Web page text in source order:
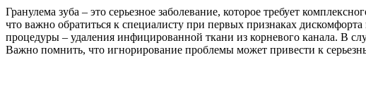
Гранулема зуба – это серьезное заболевание, которое требует
что важно обратиться к специалисту при первых признаках
процедуры – удаления инфицированной ткани из корневого канала. В
Важно помнить, что игнорирование проблемы может привести к